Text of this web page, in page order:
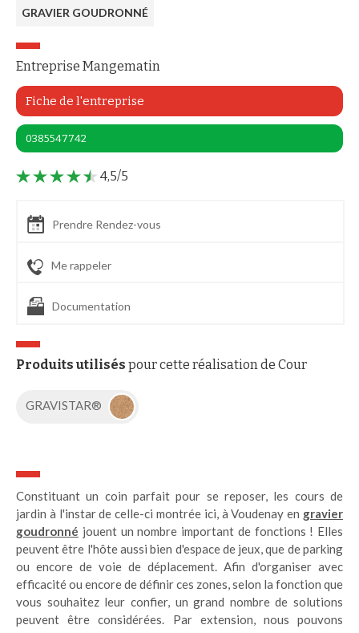
GRAVIER GOUDRONNÉ
Entreprise Mangematin
Fiche de l'entreprise
0385547742
4,5/5
Prendre Rendez-vous
Me rappeler
Documentation
Produits utilisés pour cette réalisation de Cour
GRAVISTAR®
Constituant un coin parfait pour se reposer, les cours de
jardin à l'instar de celle-ci montrée ici, à Voudenay en gravier
goudronné jouent un nombre important de fonctions ! Elles
peuvent être l'hôte aussi bien d'espace de jeux, que de parking
ou encore de voie de déplacement. Afin d'organiser avec
efficacité ou encore de définir ces zones, selon la fonction que
vous souhaitez leur confier, un grand nombre de solutions
peuvent être considérées. Par extension, nous pouvons